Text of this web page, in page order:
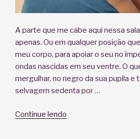
A parte que me cabe aqui nessa
apenas. Ou em qualquer posição
meu corpo, para apoiar o seu no
ondas nascidas em seu ventre. O
mergulhar, no negro da sua pupila e
selvagem sedenta por …
Continue lendo